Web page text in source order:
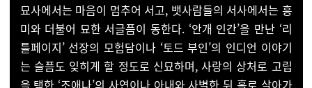
묘사에서는 마음이 멈추어 서고, 뱃사람들의 서사에서는 흥
미와 더불어 묘한 서글픔이 동한다. ‘안개 인간’을 만난 ‘리
틀페이지’ 선장의 모험담이나 ‘토드 부인’의 인디언 이야기
는 슬픔도 잊히게 할 정도로 신묘하며, 사랑의 상처로 고립
을 택한 ‘조애나’의 사연이나 아내와 사별한 뒤 홀로 살아가